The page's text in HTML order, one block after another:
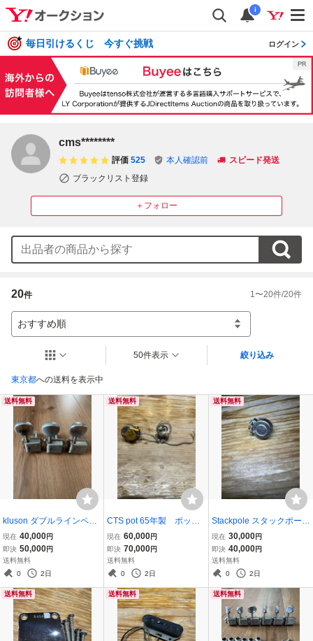
i
毎日引けるくじ 今すぐ挑戦 ログイン
cms********
＋フォロー
評価 525 本人確認前
スピード発送
ブラックリスト登録
20件 1 〜20件/20件
おすすめ順
東京都への送料を表示中
50件表示 絞り込み
送料無料
kluson ダブルラインペ
グ vintag fender telecast
er esquire ストラト
現在 40,000円
即決 50,000円
送料無料
0
2日
送料無料
CTS pot 65年製 ポッ
ト 250K Fender テレキ
ャス ムスタング スト
ラト ミュージックマス
ター ビンテージ ダイ
現在 60,000円
即決 70,000円
送料無料
0
2日
送料無料
Stackpole スタックポー
ル pot ポット 62年
製 250k Fender ストラ
ト テレキャス エスク
ワイヤ ビンテージ
現在 30,000円
即決 40,000円
送料無料
0
2日
送料無料 送料無料 送料無料